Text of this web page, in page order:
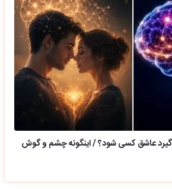
عاشق کسی شود؟ / اینگونه چشم و گوش